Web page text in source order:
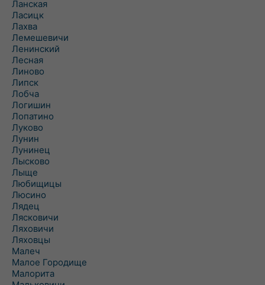
Ланская
Ласицк
Лахва
Лемешевичи
Ленинский
Лесная
Линово
Липск
Лобча
Логишин
Лопатино
Луково
Лунин
Лунинец
Лысково
Лыще
Любищицы
Люсино
Лядец
Лясковичи
Ляховичи
Ляховцы
Малеч
Малое Городище
Малорита